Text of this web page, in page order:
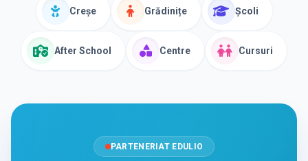
Creșe Grădinițe Școli
After School Centre Cursuri
PARTENERIAT EDULIO